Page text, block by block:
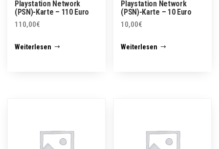
Playstation Network
(PSN)-Karte – 110 Euro
110,00€
Weiterlesen
Playstation Network
(PSN)-Karte – 10 Euro
10,00€
Weiterlesen